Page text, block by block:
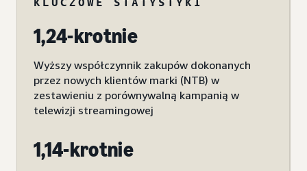
1,24-krotnie
Wyższy współczynnik zakupów dokonanych
przez nowych klientów marki (NTB) w
zestawieniu z porównywalną kampanią w
telewizji streamingowej
1,14-krotnie